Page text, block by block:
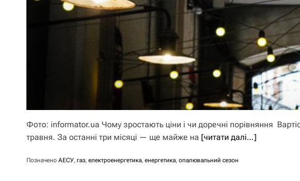
Фото: informator.ua Чому зростають ціни і чи доречні порівняння
травня. За останні три місяці — ще майже на [читати далі…]
Позначено АЕСУ, газ, електроенергетика, енергетика, опалювальний сезон